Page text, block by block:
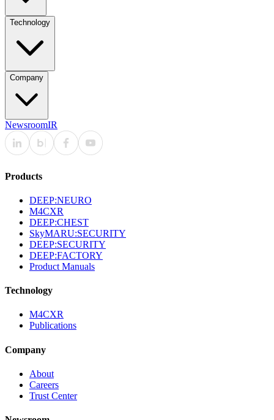
Technology
Company
NewsroomIR
Products
DEEP:NEURO
M4CXR
DEEP:CHEST
SkyMARU:SECURITY
DEEP:SECURITY
DEEP:FACTORY
Product Manuals
Technology
M4CXR
Publications
Company
About
Careers
Trust Center